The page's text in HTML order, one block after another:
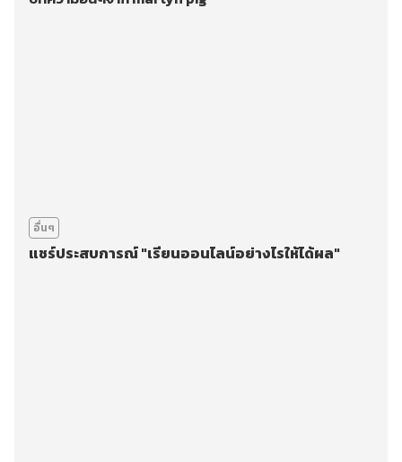
อื่นๆ
แชร์ประสบการณ์ "เรียนออนไลน์อย่างไรให้ได้ผล"